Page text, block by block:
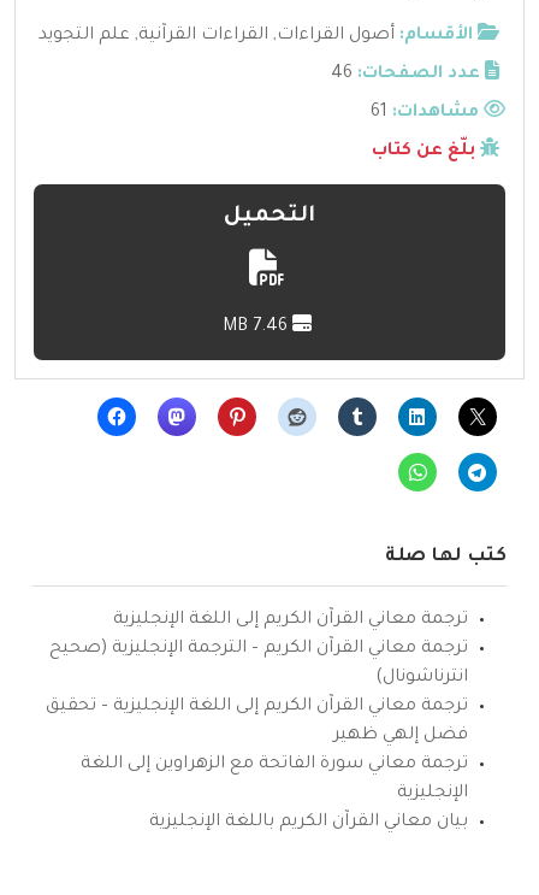
الأقسام: أصول القراءات, القراءات القرآنية, علم التجويد
عدد الصفحات: 46
مشاهدات:
بلّغ عن كتاب
التحميل
كتب لها صلة
ترجمة معاني القرآن الكريم إلى اللغة الإنجليزية
ترجمة معاني القرآن الكريم – الترجمة الإنجليزية (صحيح
انترناشونال)
ترجمة معاني القرآن الكريم إلى اللغة الإنجليزية – تحقيق
فضل إلهي ظهير
ترجمة معاني سورة الفاتحة مع الزهراوين إلى اللغة
الإنجليزية
بيان معاني القرآن الكريم باللغة الإنجليزية